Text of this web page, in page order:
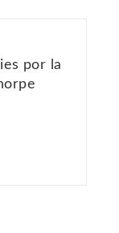
por la